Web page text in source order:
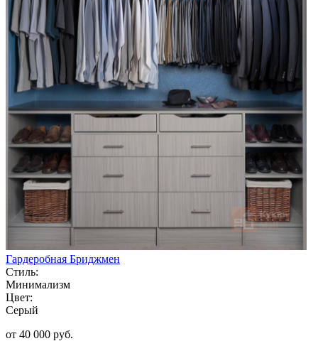
Гардеробная Бриджмен
Стиль:
Минимализм
Цвет:
Серый
от 40 000 руб.